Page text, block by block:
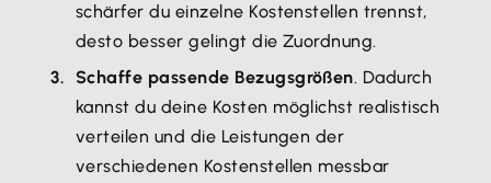
schärfer du einzelne Kostenstellen trennst,
desto besser gelingt die Zuordnung.
Schaffe passende Bezugsgrößen. Dadurch
kannst du deine Kosten möglichst realistisch
verteilen und die Leistungen der
verschiedenen Kostenstellen messbar